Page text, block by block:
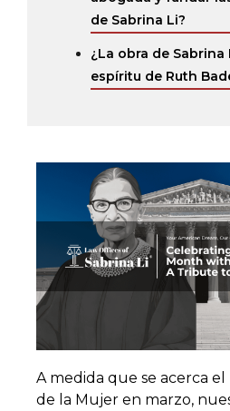
de Sabrina Li?
¿La obra de
espíritu de Ruth
A medida que se acerca el
de la Mujer en marzo,